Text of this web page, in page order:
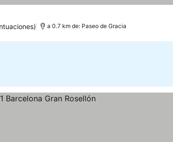
a 0.7 km de: Paseo de Gracia